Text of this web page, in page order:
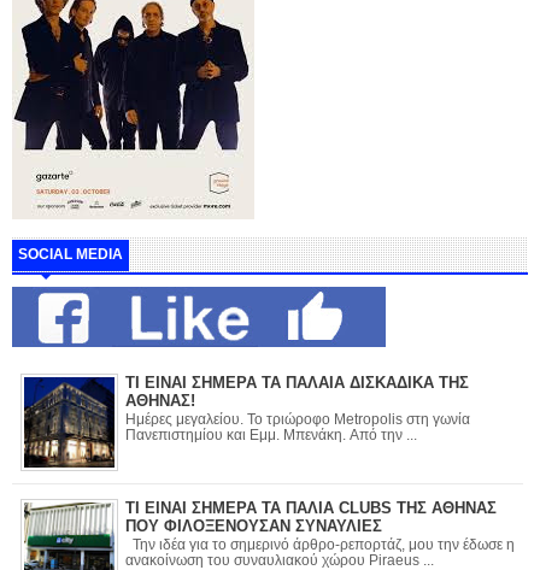
SOCIAL MEDIA
ΤΙ ΕΙΝΑΙ ΣΗΜΕΡΑ ΤΑ ΠΑΛΑΙΑ ΔΙΣΚΑΔΙΚΑ ΤΗΣ
ΑΘΗΝΑΣ!
Ημέρες μεγαλείου. Το τριώροφο Metropolis στη γωνία
Πανεπιστημίου και Εμμ. Μπενάκη. Από την ...
ΤΙ ΕΙΝΑΙ ΣΗΜΕΡΑ ΤΑ ΠΑΛΙΑ CLUBS ΤΗΣ ΑΘΗΝΑΣ
ΠΟΥ ΦΙΛΟΞΕΝΟΥΣΑΝ ΣΥΝΑΥΛΙΕΣ
Την ιδέα για το σημερινό άρθρο-ρεπορτάζ, μου την έδωσε η
ανακοίνωση του συναυλιακού χώρου Piraeus ...